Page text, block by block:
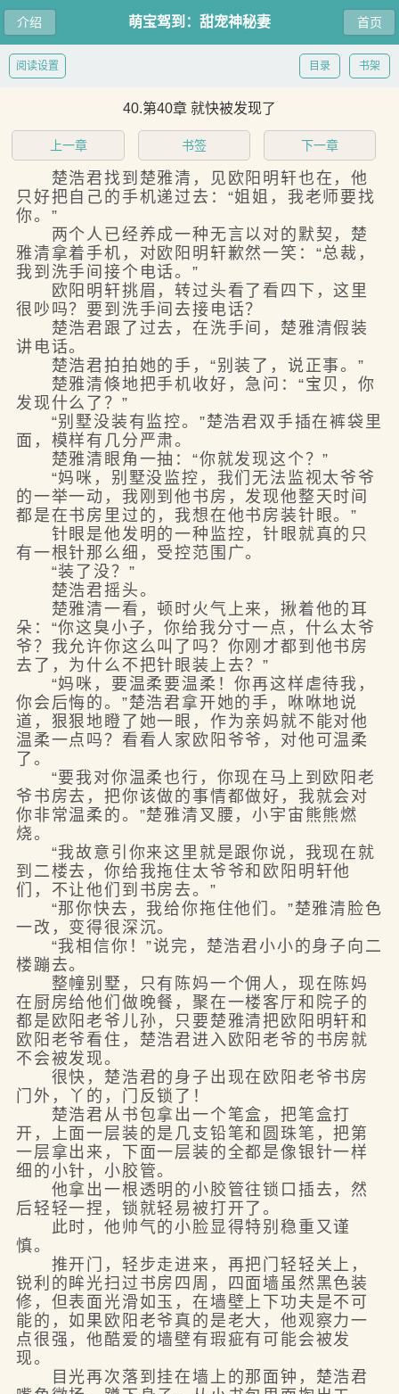
介绍 首页
萌宝驾到：甜宠神秘妻
书架
目录
阅读设置
40.第40章 就快被发现了
上一章 书签 下一章
楚浩君找到楚雅清，见欧阳明轩也在，他
只好把自己的手机递过去：“姐姐，我老师要找
你。”
两个人已经养成一种无言以对的默契，楚
雅清拿着手机，对欧阳明轩歉然一笑：“总裁，
我到洗手间接个电话。”
欧阳明轩挑眉，转过头看了看四下，这里
很吵吗？要到洗手间去接电话？
楚浩君跟了过去，在洗手间，楚雅清假装
讲电话。
楚浩君拍拍她的手，“别装了，说正事。”
楚雅清倏地把手机收好，急问：“宝贝，你
发现什么了？”
“别墅没装有监控。”楚浩君双手插在裤袋里
面，模样有几分严肃。
楚雅清眼角一抽：“你就发现这个？”
“妈咪，别墅没监控，我们无法监视太爷爷
的一举一动，我刚到他书房，发现他整天时间
都是在书房里过的，我想在他书房装针眼。”
针眼是他发明的一种监控，针眼就真的只
有一根针那么细，受控范围广。
“装了没？”
楚浩君摇头。
楚雅清一看，顿时火气上来，揪着他的耳
朵：“你这臭小子，你给我分寸一点，什么太爷
爷？我允许你这么叫了吗？你刚才都到他书房
去了，为什么不把针眼装上去？”
“妈咪，要温柔要温柔！你再这样虐待我，
你会后悔的。”楚浩君拿开她的手，咻咻地说
道，狠狠地瞪了她一眼，作为亲妈就不能对他
温柔一点吗？看看人家欧阳爷爷，对他可温柔
了。
“要我对你温柔也行，你现在马上到欧阳老
爷书房去，把你该做的事情都做好，我就会对
你非常温柔的。”楚雅清叉腰，小宇宙熊熊燃
烧。
“我故意引你来这里就是跟你说，我现在就
到二楼去，你给我拖住太爷爷和欧阳明轩他
们，不让他们到书房去。”
“那你快去，我给你拖住他们。”楚雅清脸色
一改，变得很深沉。
“我相信你！”说完，楚浩君小小的身子向二
楼蹦去。
整幢别墅，只有陈妈一个佣人，现在陈妈
在厨房给他们做晚餐，聚在一楼客厅和院子的
都是欧阳老爷儿孙，只要楚雅清把欧阳明轩和
欧阳老爷看住，楚浩君进入欧阳老爷的书房就
不会被发现。
很快，楚浩君的身子出现在欧阳老爷书房
门外，丫的，门反锁了！
楚浩君从书包拿出一个笔盒，把笔盒打
开，上面一层装的是几支铅笔和圆珠笔，把第
一层拿出来，下面一层装的全都是像银针一样
细的小针，小胶管。
他拿出一根透明的小胶管往锁口插去，然
后轻轻一捏，锁就轻易被打开了。
此时，他帅气的小脸显得特别稳重又谨
慎。
推开门，轻步走进来，再把门轻轻关上，
锐利的眸光扫过书房四周，四面墙虽然黑色装
修，但表面光滑如玉，在墙壁上下功夫是不可
能的，如果欧阳老爷真的是老大，他观察力一
点很强，他酷爱的墙壁有瑕疵有可能会被发
现。
目光再次落到挂在墙上的那面钟，楚浩君